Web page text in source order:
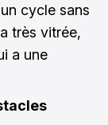
cycle sans
très vitrée,
a une